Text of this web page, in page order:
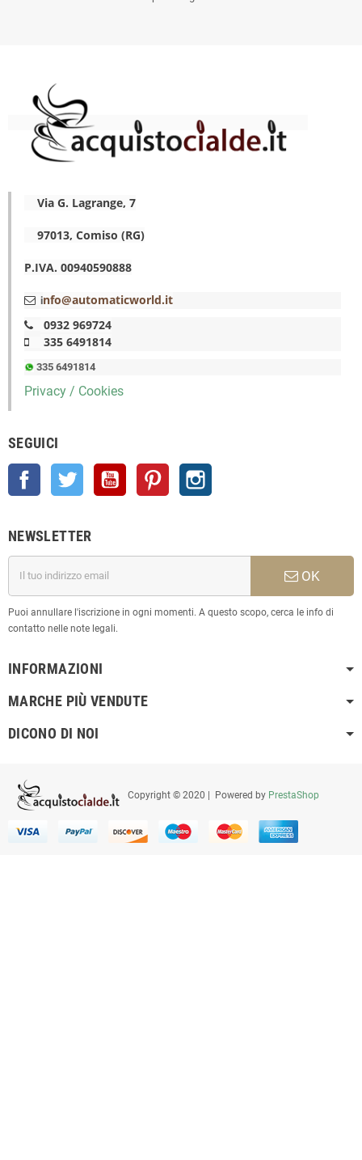
Via G. Lagrange, 7
97013, Comiso (RG)
P.IVA. 00940590888
info@automaticworld.it
0932 969724
335 6491814
335 6491814
Privacy / Cookies
SEGUICI
Facebook Twitter YouTube Pinterest
NEWSLETTER
OK
Puoi annullare l'iscrizione in ogni momenti. A questo scopo, cerca le info di
contatto nelle note legali.
INFORMAZIONI
MARCHE PIÙ VENDUTE
DICONO DI NOI
Copyright © 2020 | Powered by PrestaShop